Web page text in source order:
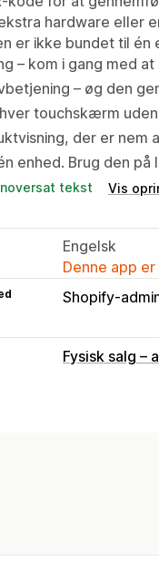
hardware eller
er ikke bundet til
– kom i gang med
– øg den
touchskærm
der er nem
enhed. Brug den
tekst Vis
Engelsk
Denne app
Shopify-
Fysisk salg –